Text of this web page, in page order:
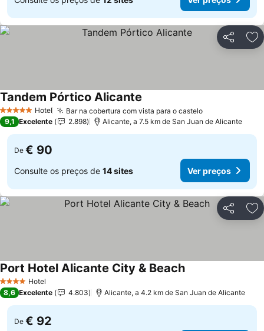
Partilhar
5 Estrelas Hotel Bar na cobertura com vista para o castelo
Tandem Pórtico Alicante
9,1 Excelente 2.898 Alicante, a 7.5 km de San Juan de Alicante
De € 90
Consulte os preços de 14 sites Ver preços
Partilhar
4 EstrelasHotel
Port Hotel Alicante City & Beach
8,6 Excelente 4.803 Alicante, a 4.2 km de San Juan de Alicante
De € 92